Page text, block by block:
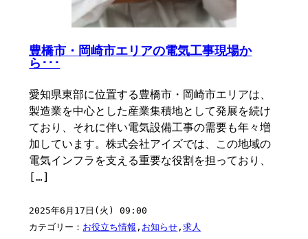
豊橋市・岡崎市エリアの電気工事現場か
ら･･･
愛知県東部に位置する豊橋市・岡崎市エリアは、
製造業を中心とした産業集積地として発展を続け
ており、それに伴い電気設備工事の需要も年々増
加しています。株式会社アイズでは、この地域の
電気インフラを支える重要な役割を担っており、
[…]
2025年6月17日(火) 09:00
カテゴリー： お役立ち情報 , お知らせ ,求人